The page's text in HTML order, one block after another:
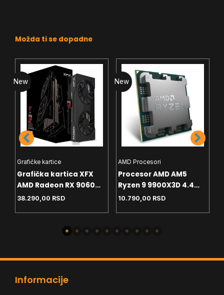
Možda ti se dopadne
New
Grafičke kartice
Grafička kartica XFX
AMD Radeon RX 9060
8GB SWFT Gaming
38.290,00 RSD
New
AMD Procesori
Procesor AMD AM5
Ryzen 9 9900X3D 4.4
GHz Tray
10.790,00 RSD
Informacije